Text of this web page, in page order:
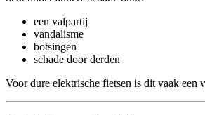
een valpartij
vandalisme
botsingen
schade door derden
Voor dure elektrische fietsen is dit vaak een